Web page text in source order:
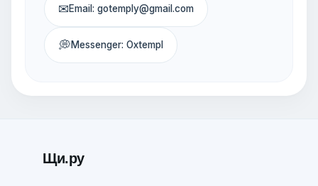
✉Email: gotemply@gmail.com
💭Messenger: Oxtempl
Щи.ру